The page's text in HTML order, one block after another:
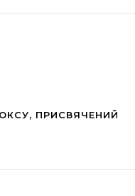
ПРИСВЯЧЕНИЙ